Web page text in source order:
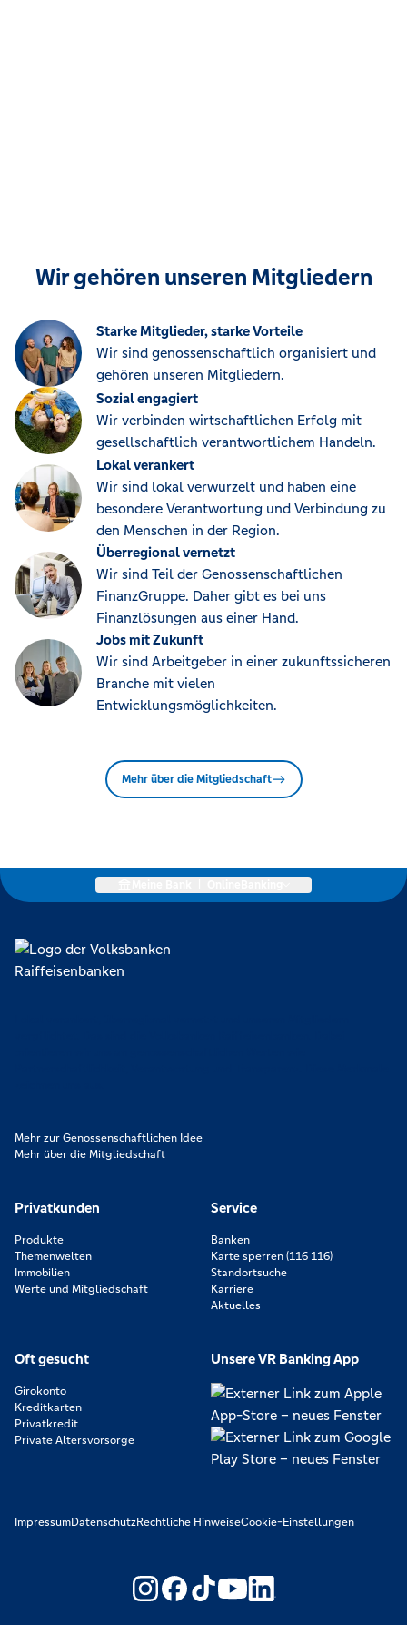
Wir gehören unseren Mitgliedern
Starke Mitglieder, starke Vorteile
Wir sind genossenschaftlich organisiert und
gehören unseren Mitgliedern.
Sozial engagiert
Wir verbinden wirtschaftlichen Erfolg mit
gesellschaftlich verantwortlichem Handeln.
Lokal verankert
Wir sind lokal verwurzelt und haben eine
besondere Verantwortung und Verbindung zu
den Menschen in der Region.
Überregional vernetzt
Wir sind Teil der Genossenschaftlichen
FinanzGruppe. Daher gibt es bei uns
Finanzlösungen aus einer Hand.
Jobs mit Zukunft
Wir sind Arbeitgeber in einer zukunftssicheren
Branche mit vielen
Entwicklungsmöglichkeiten.
Mehr über die Mitgliedschaft
Mehr zur Genossenschaftlichen Idee
Mehr über die Mitgliedschaft
Privatkunden
Produkte
Themenwelten
Immobilien
Werte und Mitgliedschaft
Service
Banken
Karte sperren (116 116)
Standortsuche
Karriere
Aktuelles
Oft gesucht
Girokonto
Kreditkarten
Privatkredit
Private Altersvorsorge
Unsere VR Banking App
ImpressumDatenschutzRechtliche HinweiseCookie-Einstellungen
https://www.youtube.com/
https://